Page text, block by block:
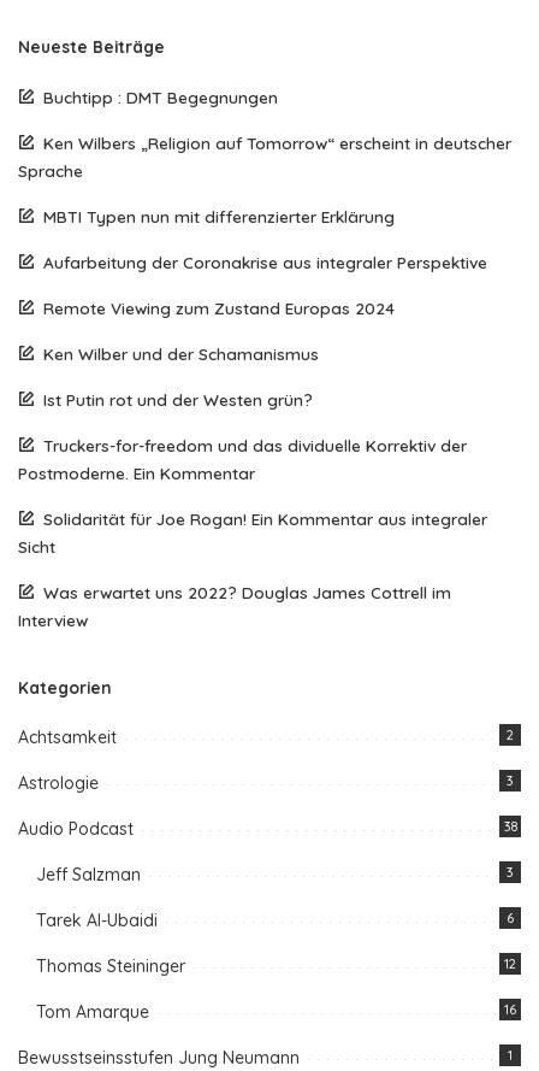
Neueste Beiträge
Buchtipp : DMT Begegnungen
Ken Wilbers „Religion auf Tomorrow“ erscheint in deutscher
Sprache
MBTI Typen nun mit differenzierter Erklärung
Aufarbeitung der Coronakrise aus integraler Perspektive
Remote Viewing zum Zustand Europas 2024
Ken Wilber und der Schamanismus
Ist Putin rot und der Westen grün?
Truckers-for-freedom und das dividuelle Korrektiv der
Postmoderne. Ein Kommentar
Solidarität für Joe Rogan! Ein Kommentar aus integraler
Sicht
Was erwartet uns 2022? Douglas James Cottrell im
Interview
Kategorien
Achtsamkeit 2
Astrologie 3
Audio Podcast 38
Jeff Salzman 3
Tarek Al-Ubaidi 6
Thomas Steininger 12
Tom Amarque 16
Bewusstseinsstufen Jung Neumann 1